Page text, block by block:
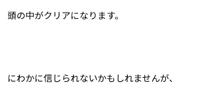
頭の中がクリアになります。
にわかに信じられないかもしれませんが、